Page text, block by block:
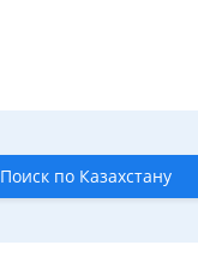
Поиск по Казахстану